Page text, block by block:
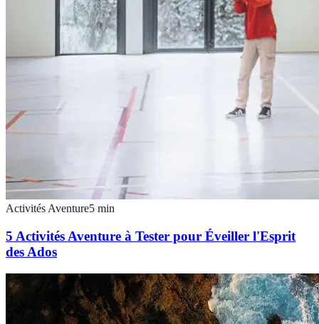
Activités Aventure5 min
5 Activités Aventure à Tester pour Éveiller l'Esprit
des Ados